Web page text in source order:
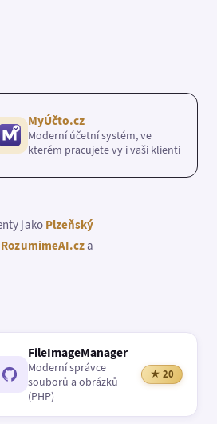
MyÚčto.cz
Moderní účetní systém, ve
kterém pracujete vy i vaši klienti
jako Plzeňský
RozumimeAI.cza
FileImageManager
Moderní správce
souborů a obrázků
(PHP)
★ 20